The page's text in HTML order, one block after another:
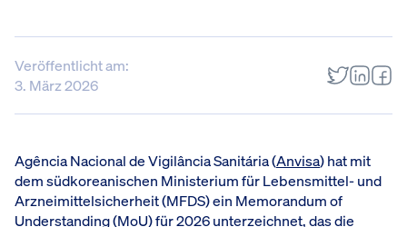
Veröffentlicht am:
3. März 2026
Agência Nacional de Vigilância Sanitária (Anvisa) hat mit
dem südkoreanischen Ministerium für Lebensmittel- und
Arzneimittelsicherheit (MFDS) ein Memorandum of
Understanding (MoU) für 2026 unterzeichnet, das die